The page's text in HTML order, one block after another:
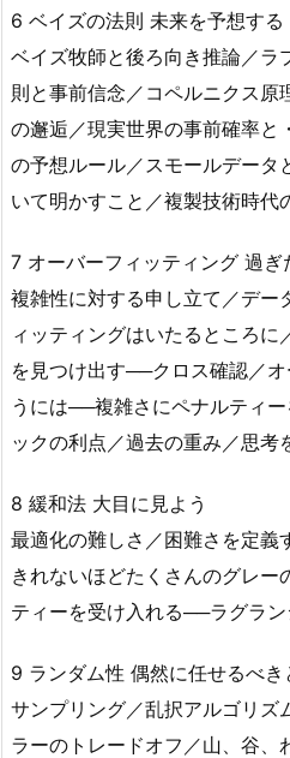
6 ベイズの法則 未来を予想する
ベイズ牧師と後ろ向き推論／ラ
則と事前信念／コペルニクス原
の邂逅／現実世界の事前確率と
の予想ルール／スモールデータ
いて明かすこと／複製技術時代
7 オーバーフィッティング 過ぎ
複雑性に対する申し立て／デー
ィッティングはいたるところ
を見つけ出す──クロス確認／
うには──複雑さにペナルティ
ックの利点／過去の重み／思考
8 緩和法 大目に見よう
最適化の難しさ／困難さを定義
きれないほどたくさんのグレ
ティーを受け入れる──ラグラ
9 ランダム性 偶然に任せるべき
サンプリング／乱択アルゴリズ
ラーのトレードオフ／山、谷、